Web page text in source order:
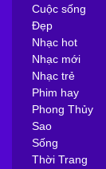
Cuộc sống
Đẹp
Nhạc hot
Nhạc mới
Nhạc trẻ
Phim hay
Phong Thủy
Sao
Sống
Thời Trang